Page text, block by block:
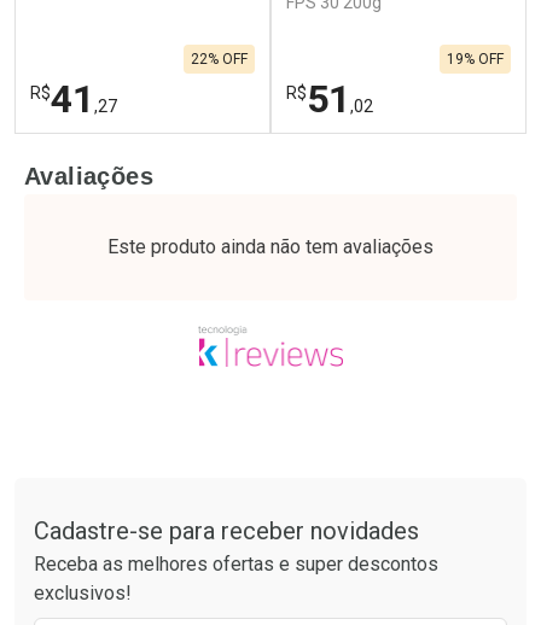
R$41 ,27
22% OFF
Laboratório
Ativar Desconto
Comprar sem Desconto
Por Menos
Comprar sem Desconto
Por R$ 41,27/cada
R$51 ,02
19% OFF
Laboratório
Ativar Desconto
Comprar sem Desconto
Por Menos
Comprar sem Desconto
Avaliações
Este produto ainda não tem avaliações
Cadastre-se para receber novidades
Receba as melhores ofertas e super descontos
exclusivos!